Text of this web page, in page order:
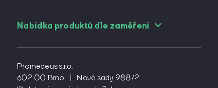
Nabídka produktů dle zaměření
Pro angiology
Pro cévní chirurgy
Pro diabetology
Promedeus s.r.o.
602 00 Brno
|
Nové sady 988/2